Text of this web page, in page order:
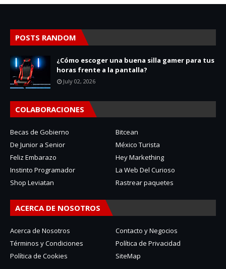
POSTS RANDOM
¿Cómo escoger una buena silla gamer para tus
horas frente a la pantalla?
July 02, 2026
COLABORACIONES
Becas de Gobierno
Bitcean
De Junior a Senior
México Turista
Feliz Embarazo
Hey Markething
Instinto Programador
La Web Del Curioso
Shop Leviatan
Rastrear paquetes
ACERCA DE NOSOTROS
Acerca de Nosotros
Contacto y Negocios
Términos y Condiciones
Política de Privacidad
Política de Cookies
SiteMap